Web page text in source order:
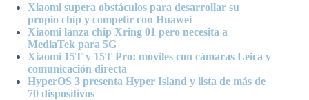
Xiaomi supera obstáculos para desarrollar su
propio chip y competir con Huawei
Xiaomi lanza chip Xring 01 pero necesita a
MediaTek para 5G
Xiaomi 15T y 15T Pro: móviles con cámaras Leica y
comunicación directa
HyperOS 3 presenta Hyper Island y lista de más de
70 dispositivos